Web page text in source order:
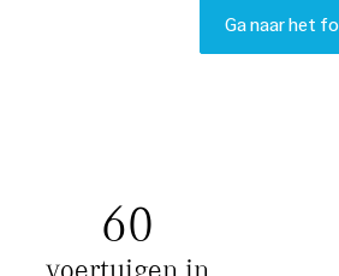
Ga naar het
60
voertuigen in